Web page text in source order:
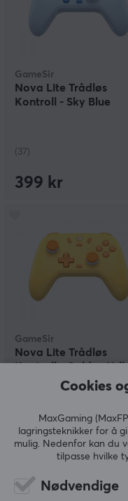
GameSir
Nova Lite Trådløs
Kontroll - Sky Blue
(37)
399 kr
GameSir
Nova Lite Trådløs
Kontroll - Golden
399 kr
Cookies
MaxGaming
lagringsteknikker for å
mulig. Nedenfor kan du
tilpasse hvilke
Nødvendige